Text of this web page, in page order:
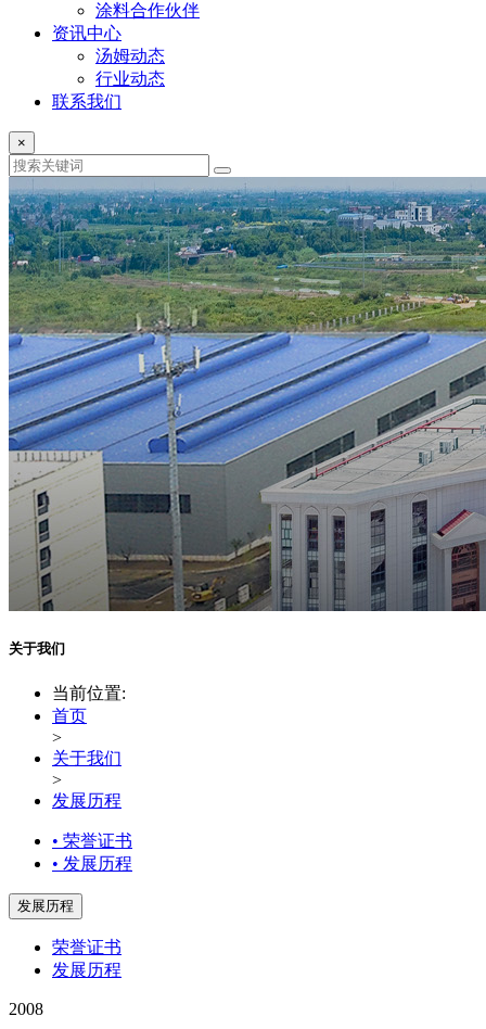
涂料合作伙伴
资讯中心
汤姆动态
行业动态
联系我们
×
关于我们
当前位置:
首页
>
关于我们
>
发展历程
• 荣誉证书
• 发展历程
发展历程
荣誉证书
发展历程
2008